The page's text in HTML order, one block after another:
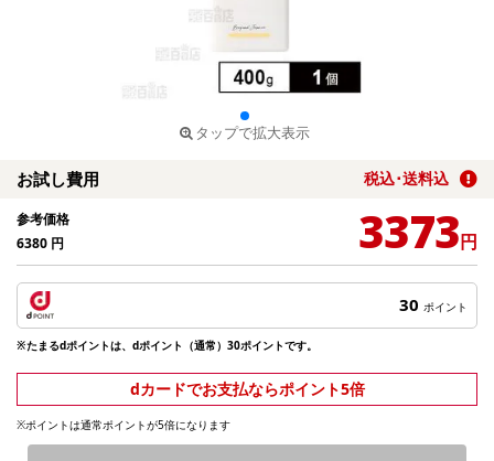
タップで拡大表示
お試し費用 税込･送料込
参考価格
6380 円 3373円
30 ポイント
※たまるdポイントは、dポイント（通常）30ポイントです。
dカードでお支払ならポイント5倍
※ポイントは通常ポイントが5倍になります